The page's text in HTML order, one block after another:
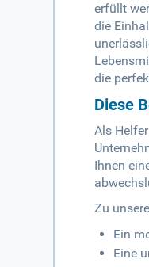
erfüllt
die
die
Diese
Als
Ihnen
Zu
Ein
Eine